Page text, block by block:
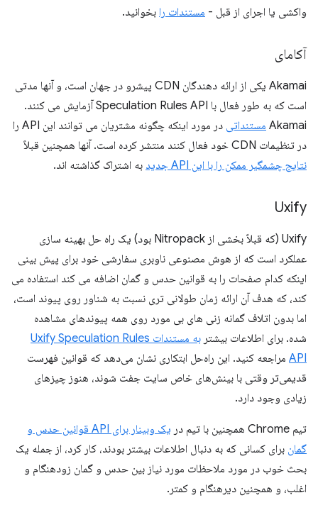
واکشی یا اجرای از قبل - مستندات را بخوانید.
آکامای
Akamai یکی از ارائه دهندگان CDN پیشرو در جهان است، و آنها مدتی
است که به طور فعال با Speculation Rules API آزمایش می کنند.
Akamai مستنداتی
در مورد اینکه چگونه مشتریان می توانند این API را
در تنظیمات CDN خود فعال کنند منتشر کرده است. آنها همچنین قبلاً
نتایج چشمگیر ممکن را با این API جدید
به اشتراک گذاشته اند.
Uxify
Uxify (که قبلاً بخشی از Nitropack بود) یک راه حل بهینه سازی
عملکرد است که از هوش مصنوعی ناوبری سفارشی خود برای پیش بینی
اینکه کدام صفحات را به قوانین حدس و گمان اضافه می کند استفاده می
کند، که هدف آن ارائه زمان طولانی تری نسبت به شناور روی پیوند است،
اما بدون اتلاف گمانه زنی های بی مورد روی همه پیوندهای مشاهده
شده. برای اطلاعات بیشتر
به مستندات Uxify Speculation Rules
API مراجعه کنید. این راه‌حل ابتکاری نشان می‌دهد که قوانین فهرست
قدیمی‌تر وقتی با بینش‌های خاص سایت جفت شوند، هنوز چیزهای
زیادی وجود دارد.
تیم Chrome همچنین با تیم در
یک وبینار برای API قوانین حدس و
گمان برای کسانی که به دنبال اطلاعات بیشتر بودند، کار کرد، از جمله یک
بحث خوب در مورد ملاحظات مورد نیاز بین حدس و گمان زودهنگام و
اغلب، و همچنین دیرهنگام و کمتر.